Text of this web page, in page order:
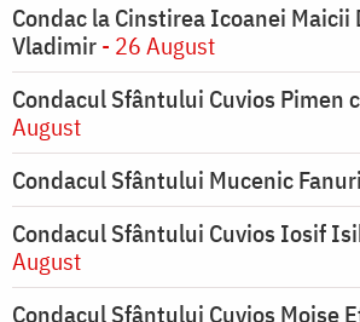
Condac la Cinstirea Icoanei
Vladimir- 26 August
Condacul Sfântului Cuvios Pimen
August
Condacul Sfântului Mucenic
Condacul Sfântului Cuvios Iosif
August
Condacul Sfântului Cuvios Moise